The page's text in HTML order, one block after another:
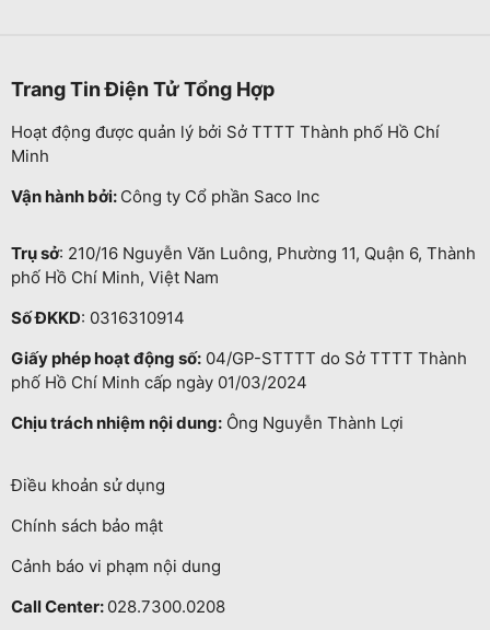
Trang Tin Điện Tử Tổng Hợp
Hoạt động được quản lý bởi Sở TTTT Thành phố Hồ Chí
Minh
Vận hành bởi: Công ty Cổ phần Saco Inc
Trụ sở: 210/16 Nguyễn Văn Luông, Phường 11, Quận 6, Thành
phố Hồ Chí Minh, Việt Nam
Số ĐKKD: 0316310914
Giấy phép hoạt động số: 04/GP-STTTT do Sở TTTT Thành
phố Hồ Chí Minh cấp ngày 01/03/2024
Chịu trách nhiệm nội dung: Ông Nguyễn Thành Lợi
Điều khoản sử dụng
Chính sách bảo mật
Cảnh báo vi phạm nội dung
Call Center: 028.7300.0208